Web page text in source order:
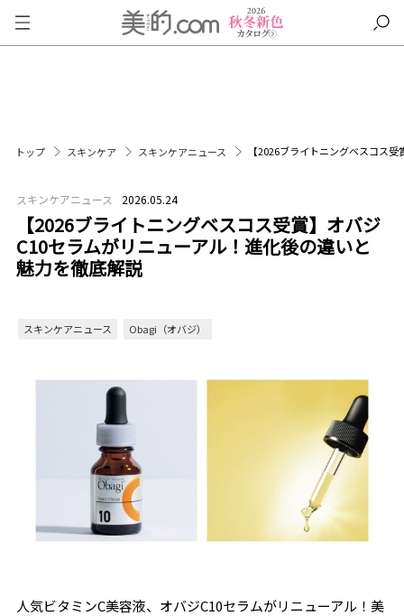
トップ スキンケア スキンケアニュース 【2026ブライトニングベスコス
スキンケアニュース 2026.05.24
【2026ブライトニングベスコス受賞】オバジ
C10セラムがリニューアル！進化後の違いと
魅力を徹底解説
スキンケアニュース Obagi（オバジ）
人気ビタミンC美容液、オバジC10セラムがリニューアル！美